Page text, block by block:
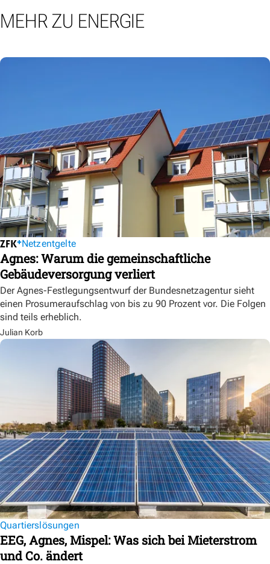
MEHR ZU ENERGIE
Netzentgelte
Agnes: Warum die gemeinschaftliche
Gebäudeversorgung verliert
Der Agnes-Festlegungsentwurf der Bundesnetzagentur sieht
einen Prosumeraufschlag von bis zu 90 Prozent vor. Die Folgen
sind teils erheblich.
Julian Korb
Quartierslösungen
EEG, Agnes, Mispel: Was sich bei Mieterstrom
und Co. ändert